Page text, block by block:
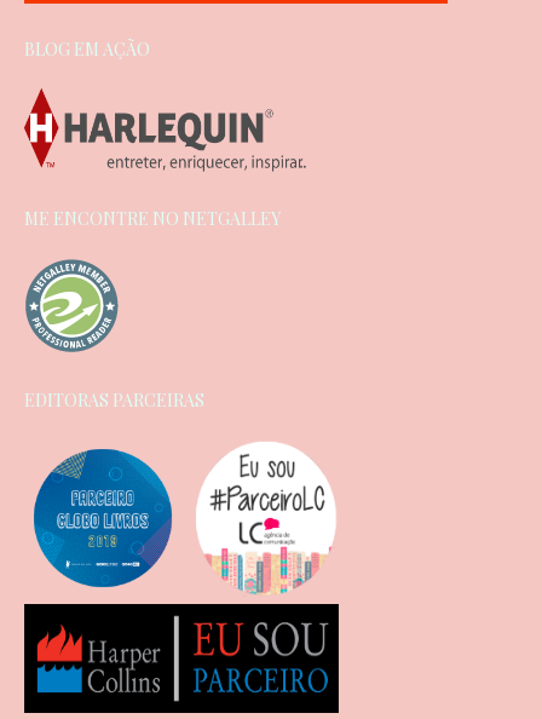
BLOG EM AÇÃO
ME ENCONTRE NO NETGALLEY
EDITORAS PARCEIRAS